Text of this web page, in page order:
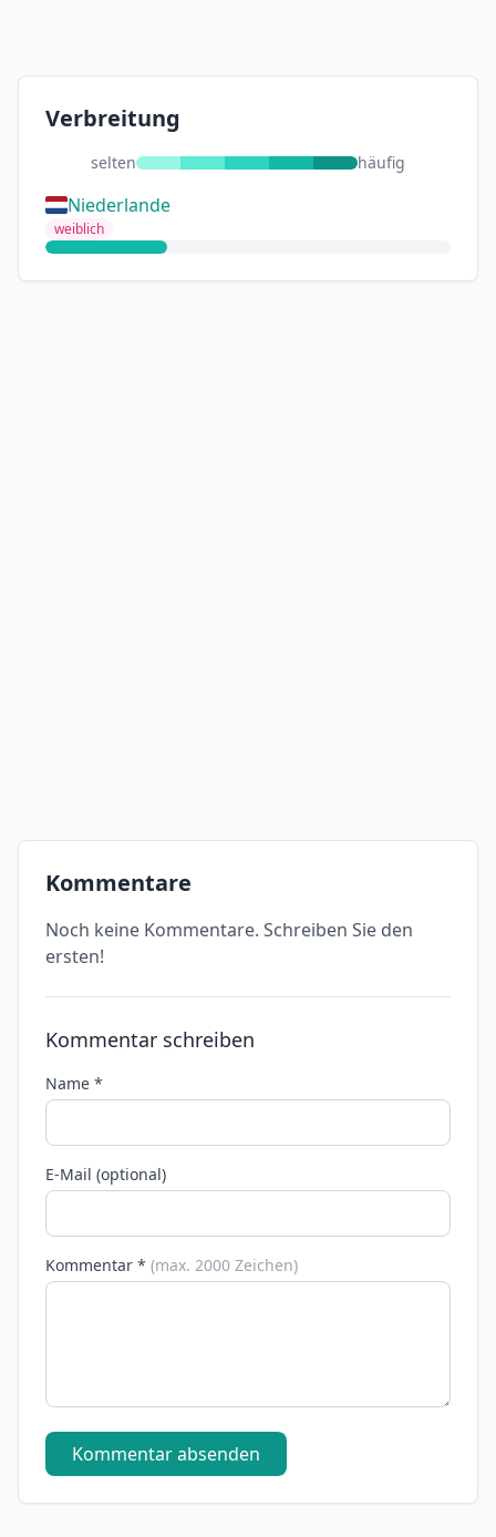
Verbreitung
selten häufig
Niederlande
weiblich
Kommentare
Noch keine Kommentare. Schreiben Sie den
ersten!
Kommentar schreiben
Name *
E-Mail (optional)
Kommentar * (max. 2000 Zeichen)
Kommentar absenden